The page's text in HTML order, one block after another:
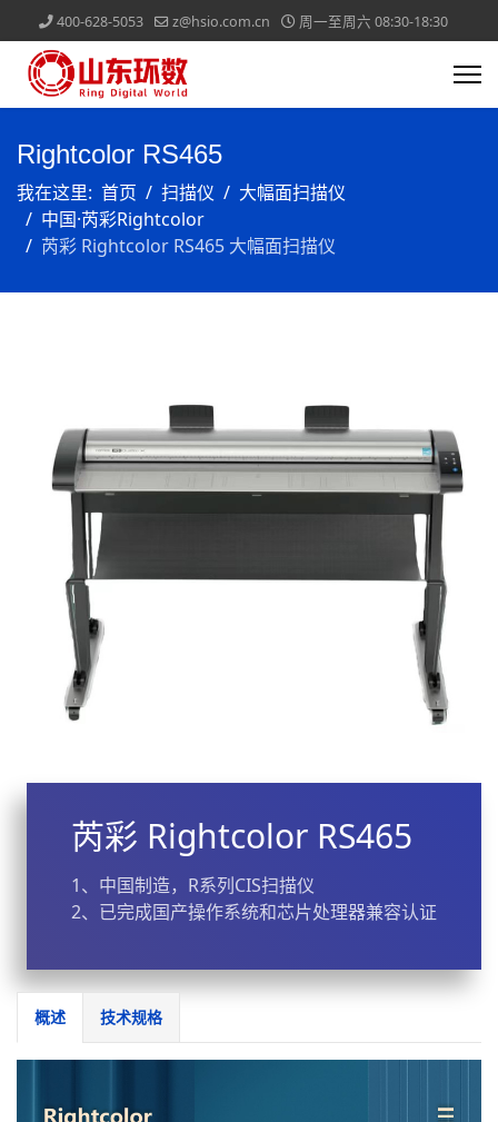
400-628-5053 z@hsio.com.cn 周一至周六 08:30-18:30
Rightcolor RS465
我在这里: 首页 扫描仪
大幅面扫描仪
中国·芮彩Rightcolor
芮彩 Rightcolor RS465 大幅面扫描仪
芮彩 Rightcolor RS465
1、中国制造，R系列CIS扫描仪
2、已完成国产操作系统和芯片处理器兼容认证
概述 技术规格